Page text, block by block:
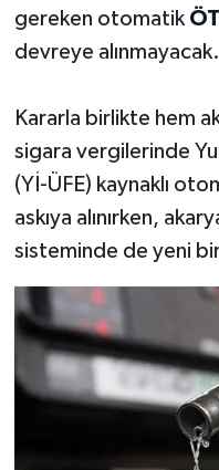
gereken otomatik
devreye alınmayacak.
Kararla birlikte hem
sigara vergilerinde
(Yİ-ÜFE) kaynaklı
askıya alınırken,
sisteminde de yeni bir